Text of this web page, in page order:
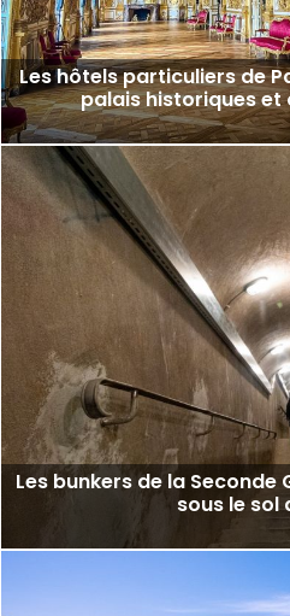
Les hôtels particuliers de
palais historiques et
Les bunkers de la
sous le sol